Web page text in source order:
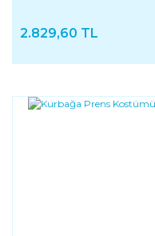
2.829,60 TL